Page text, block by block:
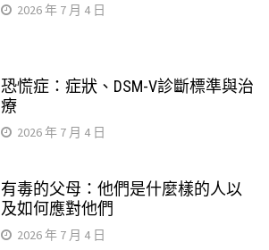
2026 年 7 月 4 日
恐慌症：症狀、DSM-V診斷標準與治
療
2026 年 7 月 4 日
有毒的父母：他們是什麼樣的人以
及如何應對他們
2026 年 7 月 4 日